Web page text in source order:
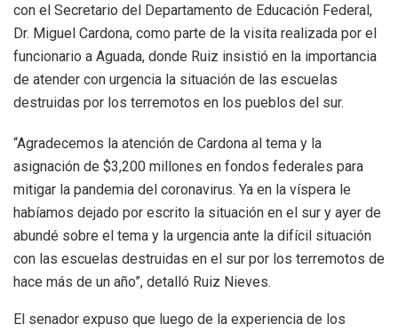
con el Secretario del Departamento de Educación Federal,
Dr. Miguel Cardona, como parte de la visita realizada por el
funcionario a Aguada, donde Ruiz insistió en la importancia
de atender con urgencia la situación de las escuelas
destruidas por los terremotos en los pueblos del sur.
“Agradecemos la atención de Cardona al tema y la
asignación de $3,200 millones en fondos federales para
mitigar la pandemia del coronavirus. Ya en la víspera le
habíamos dejado por escrito la situación en el sur y ayer de
abundé sobre el tema y la urgencia ante la difícil situación
con las escuelas destruidas en el sur por los terremotos de
hace más de un año”, detalló Ruiz Nieves.
El senador expuso que luego de la experiencia de los